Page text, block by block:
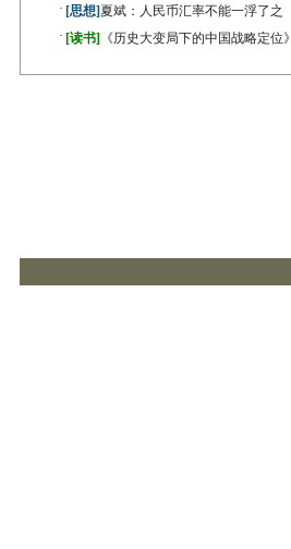
· [思想]夏斌：人民币汇率不能一浮了之
· [读书] 《历史大变局下的中国战略定位》